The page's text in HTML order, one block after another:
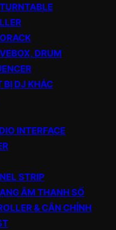
DRUM
BỊ DJ KHÁC
INTERFACE
STRIP
ÂM THANH SỐ
& CÂN CHỈNH